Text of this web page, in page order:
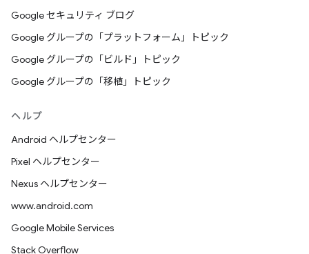
Google セキュリティ ブログ
Google グループの「プラットフォーム」トピック
Google グループの「ビルド」トピック
Google グループの「移植」トピック
ヘルプ
Android ヘルプセンター
Pixel ヘルプセンター
Nexus ヘルプセンター
www.android.com
Google Mobile Services
Stack Overflow